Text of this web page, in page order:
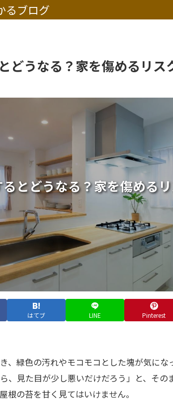
るブログ
どうなる？家を傷めるリス
とどうなる？家を傷める
はてブ LINE Pinterest
、緑色の汚れやモコモコとした塊が気にな
、見た目が少し悪いだけだろう」と、その
根の苔を甘く見てはいけません。